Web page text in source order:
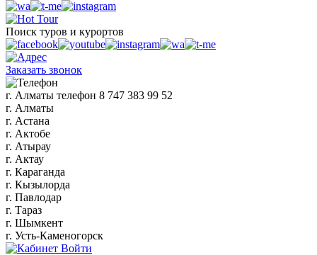
Поиск туров и курортов
Заказать звонок
г. Алматы телефон 8 747 383 99 52
г. Алматы
г. Астана
г. Актобе
г. Атырау
г. Актау
г. Караганда
г. Кызылорда
г. Павлодар
г. Тараз
г. Шымкент
г. Усть-Каменогорск
Войти